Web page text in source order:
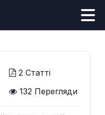
2 Статті
132 Перегляди